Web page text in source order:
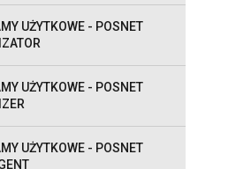
UŻYTKOWE - POSNET
UŻYTKOWE - POSNET
UŻYTKOWE - POSNET